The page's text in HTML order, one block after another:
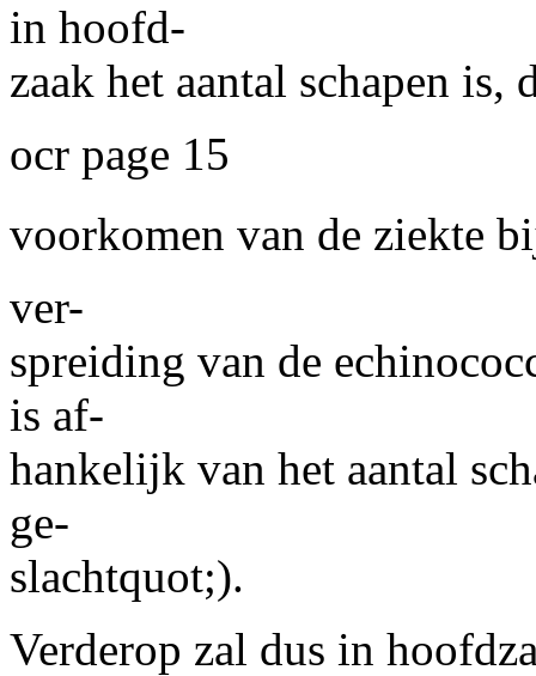
in hoofd-
zaak het aantal schapen is,
ocr page 15
voorkomen van de ziekte bij
ver-
spreiding van de
is af-
hankelijk van het aantal
ge-
slachtquot;).
Verderop zal dus in